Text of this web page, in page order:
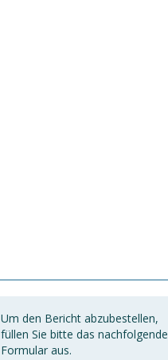
Um den Bericht abzubestellen,
füllen Sie bitte das nachfolgende
Formular aus.